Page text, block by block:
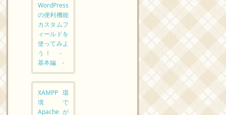
WordPress
の便利機能
カスタムフ
ィールドを
使ってみよ
う！ -
基本編 -
XAMPP環
境で
Apacheが